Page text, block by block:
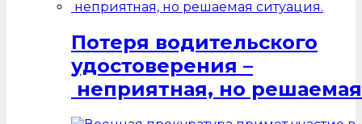
Потеря водительского
удостоверения –
неприятная, но